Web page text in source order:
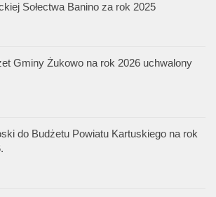
Sołectwa Banino za rok 2025
Gminy Żukowo na rok 2026 uchwalony
do Budżetu Powiatu Kartuskiego na rok